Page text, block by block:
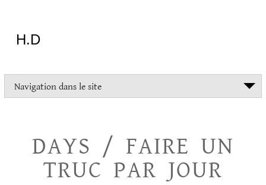
H.D
Navigation dans le site
DAYS / FAIRE UN
TRUC PAR JOUR